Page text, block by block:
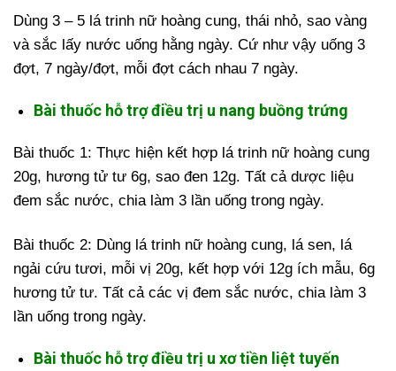
Dùng 3 – 5 lá trinh nữ hoàng cung, thái nhỏ, sao vàng
và sắc lấy nước uống hằng ngày. Cứ như vậy uống 3
đợt, 7 ngày/đợt, mỗi đợt cách nhau 7 ngày.
Bài thuốc hỗ trợ điều trị u nang buồng trứng
Bài thuốc 1: Thực hiện kết hợp lá trinh nữ hoàng cung
20g, hương tử tư 6g, sao đen 12g. Tất cả dược liệu
đem sắc nước, chia làm 3 lần uống trong ngày.
Bài thuốc 2: Dùng lá trinh nữ hoàng cung, lá sen, lá
ngải cứu tươi, mỗi vị 20g, kết hợp với 12g ích mẫu, 6g
hương tử tư. Tất cả các vị đem sắc nước, chia làm 3
lần uống trong ngày.
Bài thuốc hỗ trợ điều trị u xơ tiền liệt tuyến